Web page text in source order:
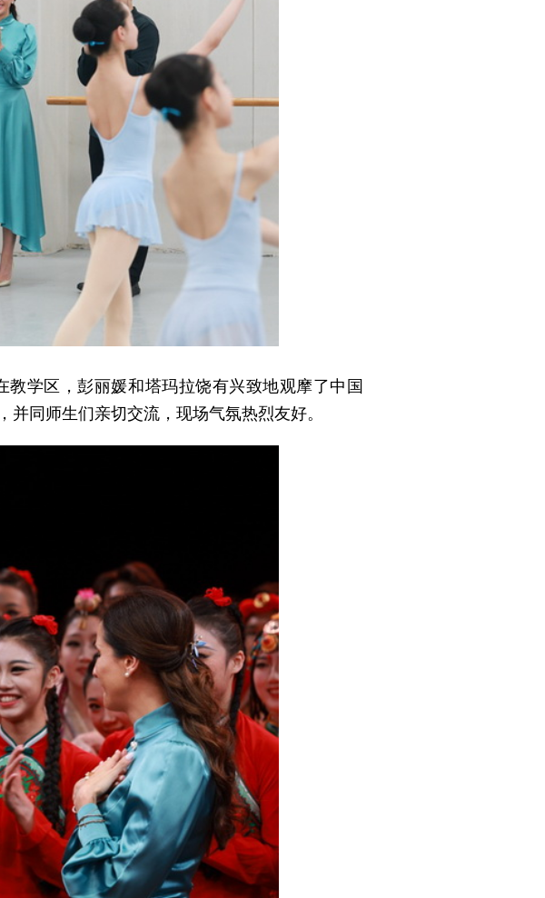
学区，彭丽媛和塔玛拉饶有兴致地观摩了中国
同师生们亲切交流，现场气氛热烈友好。